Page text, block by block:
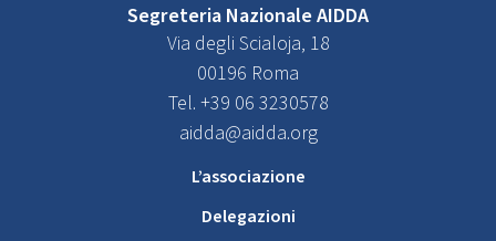
Segreteria Nazionale AIDDA
Via degli Scialoja, 18
00196 Roma
Tel. +39 06 3230578
aidda@aidda.org
L’associazione
Delegazioni